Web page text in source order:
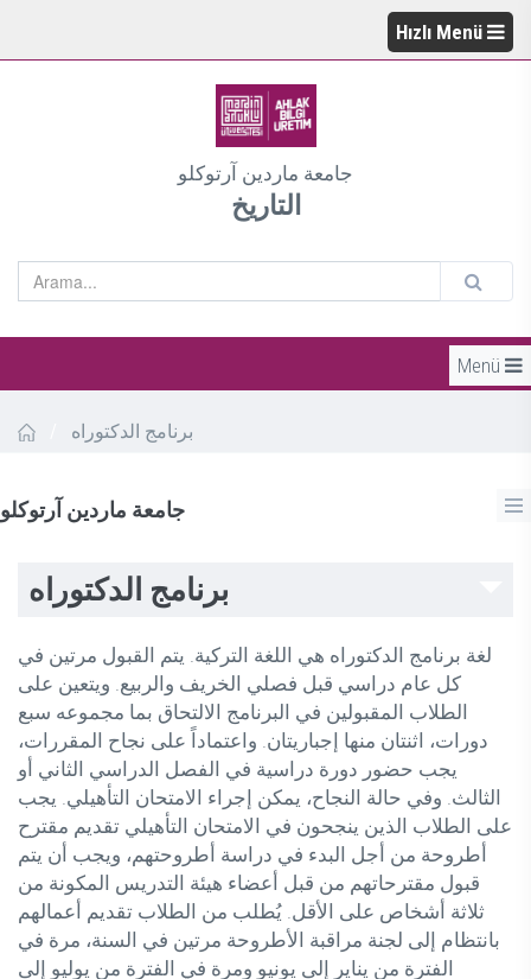
Hızlı Menü
جامعة ماردين آرتوكلو
التاريخ
Menü
برنامج الدكتوراه
جامعة ماردين آرتوكلو
برنامج الدكتوراه
لغة برنامج الدكتوراه هي اللغة التركية. يتم القبول مرتين في
كل عام دراسي قبل فصلي الخريف والربيع. ويتعين على
الطلاب المقبولين في البرنامج الالتحاق بما مجموعه سبع
دورات، اثنتان منها إجباريتان. واعتماداً على نجاح المقررات،
يجب حضور دورة دراسية في الفصل الدراسي الثاني أو
الثالث. وفي حالة النجاح، يمكن إجراء الامتحان التأهيلي. يجب
على الطلاب الذين ينجحون في الامتحان التأهيلي تقديم مقترح
أطروحة من أجل البدء في دراسة أطروحتهم، ويجب أن يتم
قبول مقترحاتهم من قبل أعضاء هيئة التدريس المكونة من
ثلاثة أشخاص على الأقل. يُطلب من الطلاب تقديم أعمالهم
بانتظام إلى لجنة مراقبة الأطروحة مرتين في السنة، مرة في
الفترة من يناير إلى يونيو ومرة في الفترة من يوليو إلى